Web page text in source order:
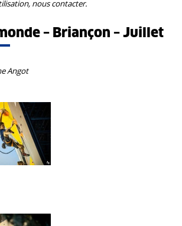
nous contacter.
– Briançon – Juillet
Angot